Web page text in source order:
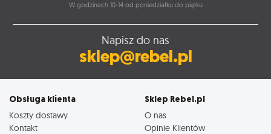
W godzinach 10-14 od poniedziałku do piątku
Napisz do nas
sklep@rebel.pl
Obsługa klienta
Koszty dostawy
Kontakt
Sklep Rebel.pl
O nas
Opinie Klientów